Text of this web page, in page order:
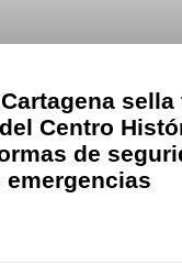
sella
Centro
de